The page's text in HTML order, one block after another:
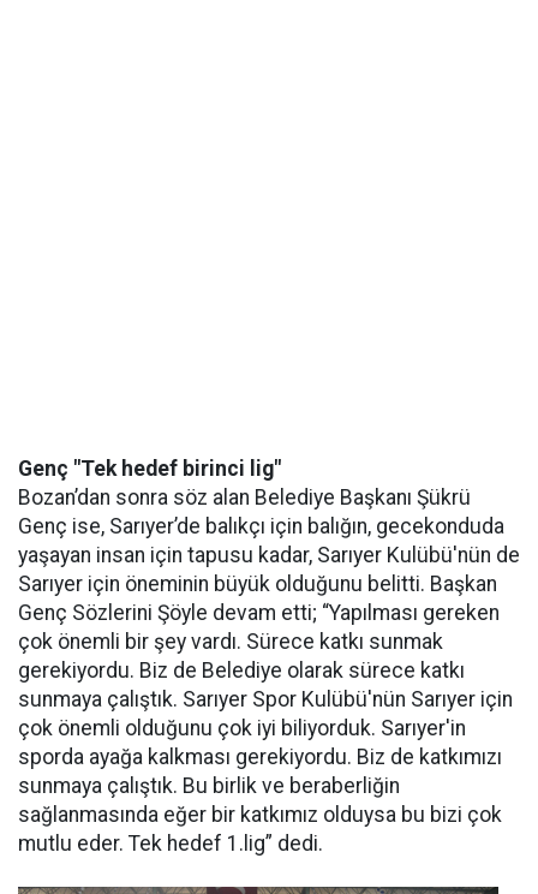
Genç "Tek hedef birinci lig"
Bozan’dan sonra söz alan Belediye Başkanı Şükrü
Genç ise, Sarıyer’de balıkçı için balığın, gecekonduda
yaşayan insan için tapusu kadar, Sarıyer Kulübü'nün de
Sarıyer için öneminin büyük olduğunu belitti. Başkan
Genç Sözlerini Şöyle devam etti; “Yapılması gereken
çok önemli bir şey vardı. Sürece katkı sunmak
gerekiyordu. Biz de Belediye olarak sürece katkı
sunmaya çalıştık. Sarıyer Spor Kulübü'nün Sarıyer için
çok önemli olduğunu çok iyi biliyorduk. Sarıyer'in
sporda ayağa kalkması gerekiyordu. Biz de katkımızı
sunmaya çalıştık. Bu birlik ve beraberliğin
sağlanmasında eğer bir katkımız olduysa bu bizi çok
mutlu eder. Tek hedef 1.lig” dedi.